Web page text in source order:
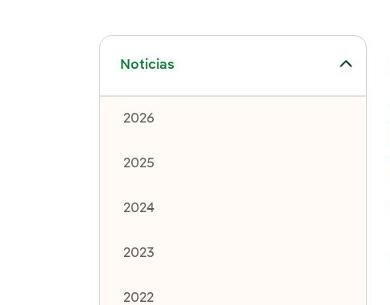
Noticias
Alternar el submenú para Noticias
2026
2025
2024
2023
2022